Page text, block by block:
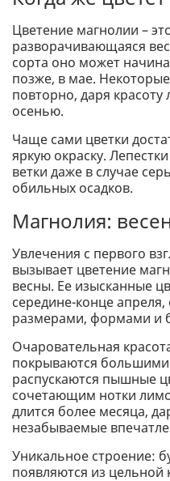
Цветение магнолии –
разворачивающаяся
сорта оно может
позже, в мае.
повторно, даря
осенью.
Чаще сами цветки
яркую окраску.
ветки даже в случае
обильных осадков.
Магнолия:
Увлечения с первого
вызывает цветение
весны. Ее изысканные
середине-конце
размерами, формами и
Очаровательная
покрываются большими
распускаются пышные
сочетающим нотки
длится более месяца,
незабываемые
Уникальное строение:
появляются из цельной